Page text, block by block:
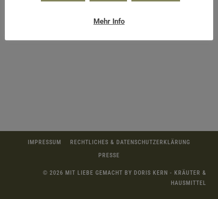
IMPRESSUM
RECHTLICHES & DATENSCHUTZERKLÄRUNG
PRESSE
© 2026 MIT LIEBE GEMACHT BY DORIS KERN - KRÄUTER &
HAUSMITTEL
Mehr Info